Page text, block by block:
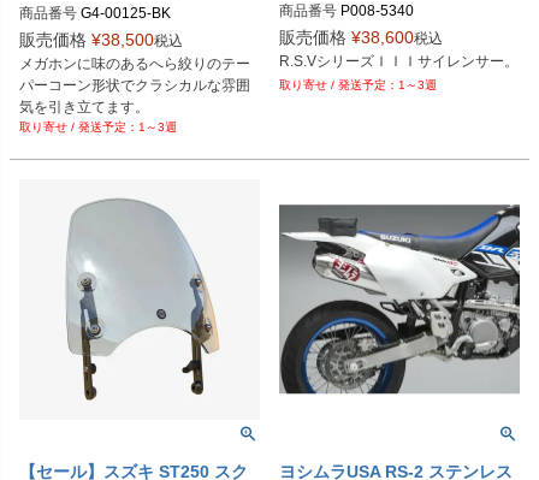
(FI対応)
商品番号 G4-00125-BK
販売価格 ¥38,500税込
メガホンに味のあるへら絞りのテー
パーコーン形状でクラシカルな雰囲
気を引き立てます。
ブラック
1～3週
商品番号 P008-5340
販売価格 ¥38,600税込
1～3週
【セール】スズキ ST250 スク
ヨシムラUSA RS-2 ステンレス